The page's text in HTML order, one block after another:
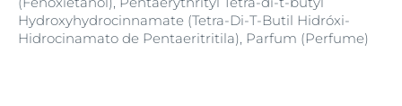
Hydroxyhydrocinnamate (Tetra-Di-T-Butil Hidróxi-
Hidrocinamato de Pentaeritritila), Parfum (Perfume)